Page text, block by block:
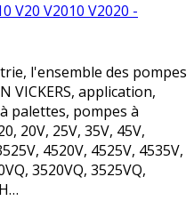
V20 V2010 V2020 -
l'ensemble des pompes
VICKERS, application,
palettes, pompes à
20V, 25V, 35V, 45V,
4520V, 4525V, 4535V,
3520VQ, 3525VQ,